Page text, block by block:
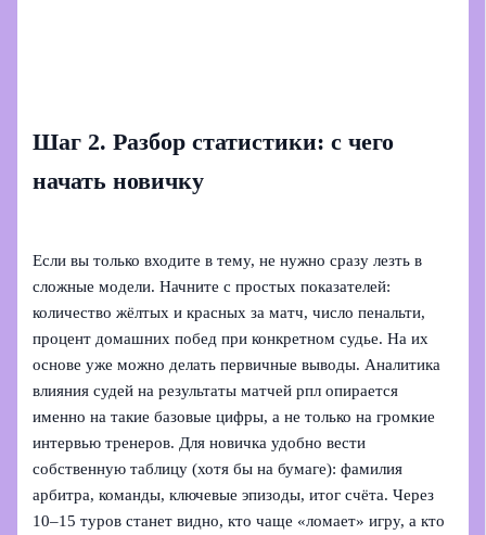
Шаг 2. Разбор статистики: с чего
начать новичку
Если вы только входите в тему, не нужно сразу лезть в
сложные модели. Начните с простых показателей:
количество жёлтых и красных за матч, число пенальти,
процент домашних побед при конкретном судье. На их
основе уже можно делать первичные выводы. Аналитика
влияния судей на результаты матчей рпл опирается
именно на такие базовые цифры, а не только на громкие
интервью тренеров. Для новичка удобно вести
собственную таблицу (хотя бы на бумаге): фамилия
арбитра, команды, ключевые эпизоды, итог счёта. Через
10–15 туров станет видно, кто чаще «ломает» игру, а кто